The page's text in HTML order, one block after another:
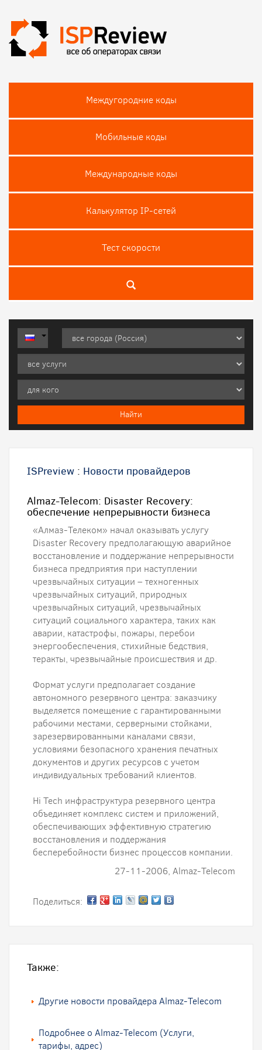
Междугородние коды
Мобильные коды
Международные коды
Калькулятор IP-сетей
Тест скороcти
ISPreview : Новости провайдеров
Almaz-Telecom: Disaster Recovery:
обеспечение непрерывности бизнеса
«Алмаз-Телеком» начал оказывать услугу
Disaster Recovery предполагающую аварийное
восстановление и поддержание непрерывности
бизнеса предприятия при наступлении
чрезвычайных ситуации – техногенных
чрезвычайных ситуаций, природных
чрезвычайных ситуаций, чрезвычайных
ситуаций социального характера, таких как
аварии, катастрофы, пожары, перебои
энергообеспечения, стихийные бедствия,
теракты, чрезвычайные происшествия и др.
Формат услуги предполагает создание
автономного резервного центра: заказчику
выделяется помещение с гарантированными
рабочими местами, серверными стойками,
зарезервированными каналами связи,
условиями безопасного хранения печатных
документов и других ресурсов с учетом
индивидуальных требований клиентов.
Hi Tech инфраструктура резервного центра
объединяет комплекс систем и приложений,
обеспечивающих эффективную стратегию
восстановления и поддержания
бесперебойности бизнес процессов компании.
27-11-2006, Almaz-Telecom
Поделиться:
Также:
Другие новости провайдера Almaz-Telecom
Подробнее о Almaz-Telecom (Услуги,
тарифы, адрес)